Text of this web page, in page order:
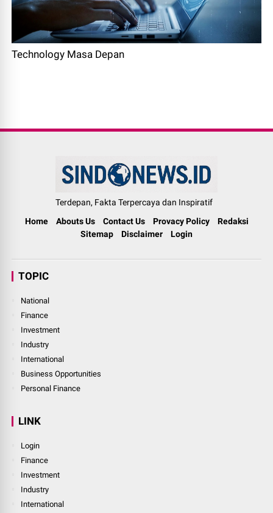
Technology Masa Depan
Terdepan, Fakta Terpercaya dan Inspiratif
Home
Abouts Us Contact Us Provacy Policy
Redaksi
Sitemap
Disclaimer Login
TOPIC
National
Finance
Investment
Industry
International
Business Opportunities
Personal Finance
LINK
Login
Finance
Investment
Industry
International